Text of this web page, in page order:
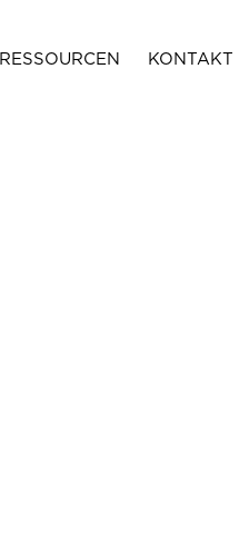
RESSOURCEN KONTAKT